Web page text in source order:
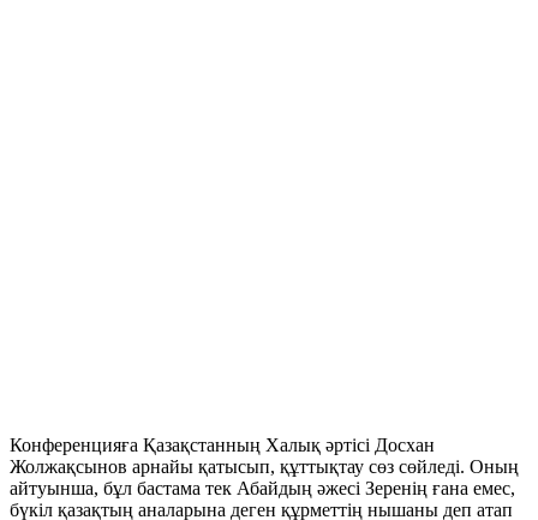
Конференцияға Қазақстанның Халық әртісі Досхан
Жолжақсынов арнайы қатысып, құттықтау сөз сөйледі. Оның
айтуынша, бұл бастама тек Абайдың әжесі Зеренің ғана емес,
бүкіл қазақтың аналарына деген құрметтің нышаны деп атап